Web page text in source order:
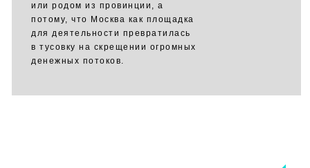
или родом из провинции, а
потому, что Москва как площадка
для деятельности превратилась
в тусовку на скрещении огромных
денежных потоков.